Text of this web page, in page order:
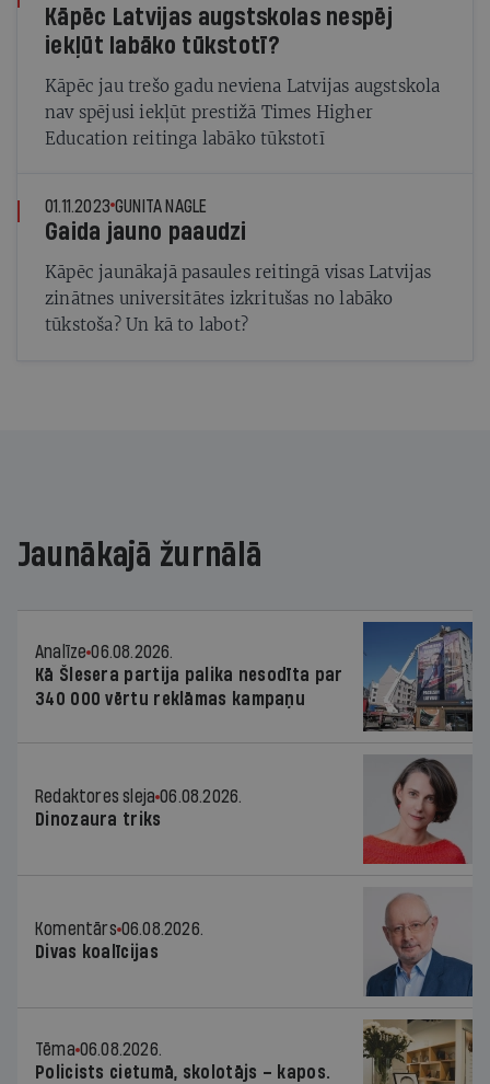
Kāpēc Latvijas augstskolas nespēj
iekļūt labāko tūkstotī?
Kāpēc jau trešo gadu neviena Latvijas augstskola
nav spējusi iekļūt prestižā Times Higher
Education reitinga labāko tūkstotī
01.11.2023 GUNITA NAGLE
Gaida jauno paaudzi
Kāpēc jaunākajā pasaules reitingā visas Latvijas
zinātnes universitātes izkritušas no labāko
tūkstoša? Un kā to labot?
Jaunākajā žurnālā
Analīze 06.08.2026.
Kā Šlesera partija palika nesodīta par
340 000 vērtu reklāmas kampaņu
Redaktores sleja 06.08.2026.
Dinozaura triks
Komentārs 06.08.2026.
Divas koalīcijas
Tēma 06.08.2026.
Policists cietumā, skolotājs – kapos.